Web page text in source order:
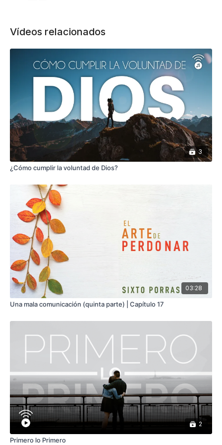
Vídeos relacionados
3
¿Cómo cumplir la voluntad de Dios?
03:28
Una mala comunicación (quinta parte) | Capítulo 17
2
Primero lo Primero